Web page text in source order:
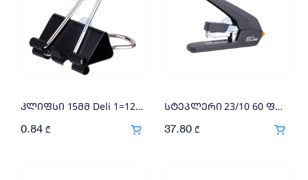
კლიფსი 15მმ Deli 1=12×0.07
0.84 ₾
სტეპლერი 23/10 60 ფურცლის აკინძვის საშუალებით DELI 4652
37.80 ₾